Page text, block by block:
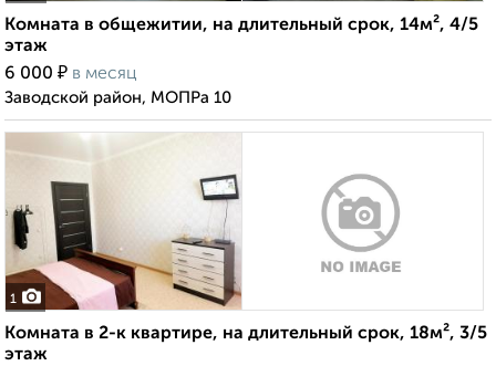
Комната в общежитии, на длительный срок, 14м², 4/5
этаж
6 000 ₽ в месяц
Заводской район, МОПРа 10
1
Комната в 2-к квартире, на длительный срок, 18м², 3/5
этаж